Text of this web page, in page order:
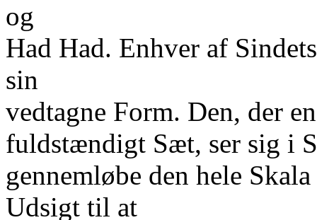
og
Had Had. Enhver af
sin
vedtagne Form. Den, der
fuldstændigt Sæt, ser sig i
gennemløbe den hele
Udsigt til at